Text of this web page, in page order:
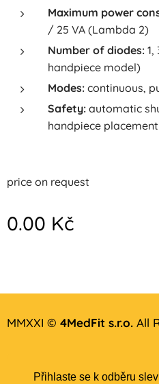
Maximum power
/ 25 VA (Lambda 2)
Number of diodes: 1,
handpiece model)
Modes: continuous,
Safety: automatic
handpiece placement
price on request
0.00 Kč
MMXXI © 4MedFit s.r.o. All
Přihlaste se k odběru